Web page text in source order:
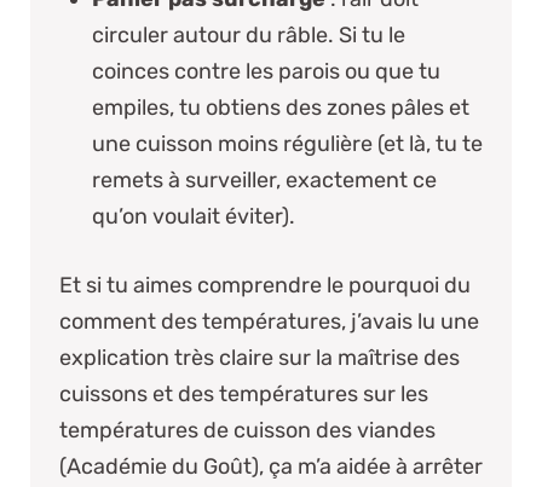
circuler autour du râble. Si tu le
coinces contre les parois ou que tu
empiles, tu obtiens des zones pâles et
une cuisson moins régulière (et là, tu te
remets à surveiller, exactement ce
qu’on voulait éviter).
Et si tu aimes comprendre le pourquoi du
comment des températures, j’avais lu une
explication très claire sur la maîtrise des
cuissons et des températures sur les
températures de cuisson des viandes
(Académie du Goût), ça m’a aidée à arrêter